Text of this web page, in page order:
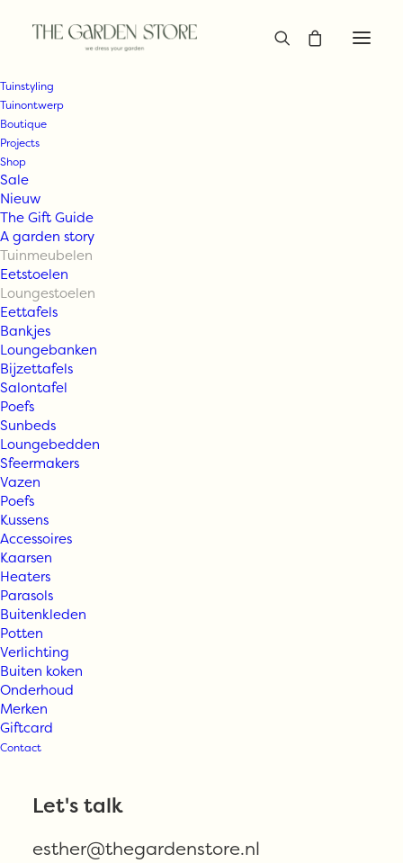
Tuinstyling
Tuinontwerp
Boutique
Projects
Shop
Sale
Nieuw
The Gift Guide
A garden story
Tuinmeubelen
Eetstoelen
Loungestoelen
Eettafels
Bankjes
Loungebanken
Bijzettafels
Salontafel
Poefs
Sunbeds
Loungebedden
Sfeermakers
Vazen
Poefs
Kussens
Accessoires
Kaarsen
Heaters
Parasols
Buitenkleden
Potten
Verlichting
Buiten koken
Onderhoud
Merken
Giftcard
Contact
Let's talk
esther@thegardenstore.nl
Sheppard KODO